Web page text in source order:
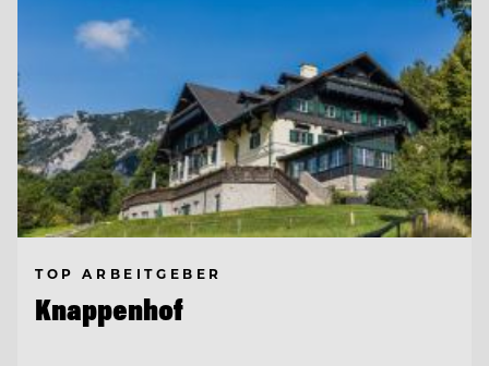
TOP ARBEITGEBER
Knappenhof